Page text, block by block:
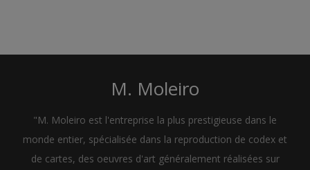
M. Moleiro
"M. Moleiro est l'entreprise la plus prestigieuse dans le
monde entier, spécialisée dans la reproduction de codex et
de cartes, des oeuvres d'art généralement réalisées sur